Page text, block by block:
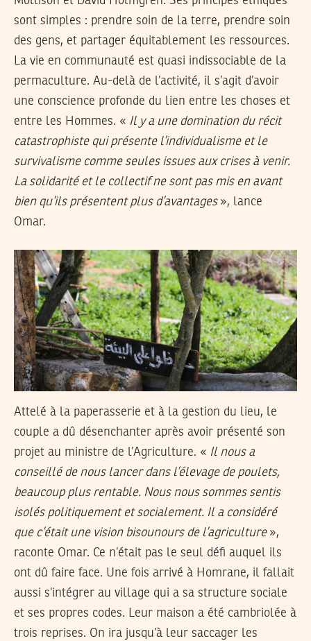
sont simples : prendre soin de la terre, prendre soin
des gens, et partager équitablement les ressources.
La vie en communauté est quasi indissociable de la
permaculture. Au-delà de l’activité, il s’agit d’avoir
une conscience profonde du lien entre les choses et
entre les Hommes. « Il y a une domination du récit
catastrophiste qui présente l’individualisme et le
survivalisme comme seules issues aux crises à venir.
La solidarité et le collectif ne sont pas mis en avant
bien qu’ils présentent plus d’avantages », lance
Omar.
Attelé à la paperasserie et à la gestion du lieu, le
couple a dû désenchanter après avoir présenté son
projet au ministre de l’Agriculture. « Il nous a
conseillé de nous lancer dans l’élevage de poulets,
beaucoup plus rentable. Nous nous sommes sentis
isolés politiquement et socialement. Il a considéré
que c’était une vision bisounours de l’agriculture »,
raconte Omar. Ce n’était pas le seul défi auquel ils
ont dû faire face. Une fois arrivé à Homrane, il fallait
aussi s’intégrer au village qui a sa structure sociale
et ses propres codes. Leur maison a été cambriolée à
trois reprises. On ira jusqu’à leur saccager les